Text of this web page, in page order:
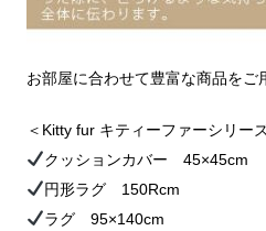
お部屋に合わせて豊富な商品をご
＜Kitty fur キティーファーシリー
クッションカバー 45×45cm
円形ラグ 150Rcm
ラグ 95×140cm